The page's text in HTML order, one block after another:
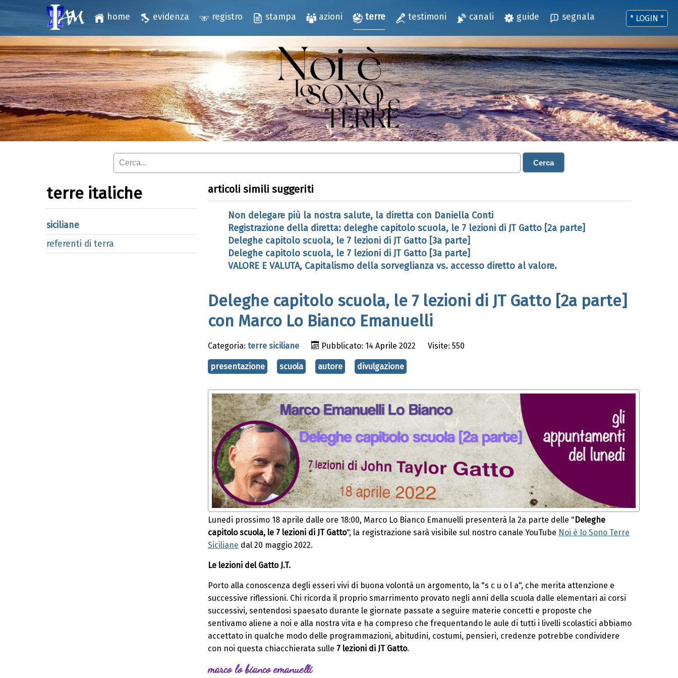
home evidenza registro stampa azioni terre testimoni canali guide segnala
Cerca
* LOGIN *
terre italiche
siciliane
referenti di terra
articoli simili suggeriti
Non delegare più la nostra salute, la diretta con Daniella Conti
Registrazione della diretta: deleghe capitolo scuola, le 7 lezioni di JT Gatto [2a parte]
Deleghe capitolo scuola, le 7 lezioni di JT Gatto [3a parte]
Deleghe capitolo scuola, le 7 lezioni di JT Gatto [3a parte]
VALORE E VALUTA, Capitalismo della sorveglianza vs. accesso diretto al valore.
Deleghe capitolo scuola, le 7 lezioni di JT Gatto [2a parte]
con Marco Lo Bianco Emanuelli
Categoria: terre siciliane Pubblicato: 14 Aprile 2022 Visite: 550
presentazione scuola autore divulgazione
Lunedi prossimo 18 aprile dalle ore 18:00, Marco Lo Bianco Emanuelli presenterà la 2a parte delle " Deleghe
capitolo scuola, le 7 lezioni di JT Gatto", la registrazione sarà visibile sul nostro canale YouTube Noi è Io Sono Terre
Siciliane dal 20 maggio 2022.
Le lezioni del Gatto J.T.
Porto alla conoscenza degli esseri vivi di buona volontà un argomento, la "s c u o l a", che merita attenzione e
successive riflessioni. Chi ricorda il proprio smarrimento provato negli anni della scuola dalle elementari ai corsi
successivi, sentendosi spaesato durante le giornate passate a seguire materie concetti e proposte che
sentivamo aliene a noi e alla nostra vita e ha compreso che frequentando le aule di tutti i livelli scolastici abbiamo
accettato in qualche modo delle programmazioni, abitudini, costumi, pensieri, credenze potrebbe condividere
con noi questa chiacchierata sulle 7 lezioni di JT Gatto.
marco lo bianco emanuelli